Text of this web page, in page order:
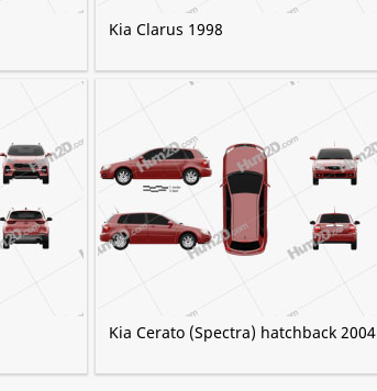
Kia Clarus 1998
Kia Cerato (Spectra) hatchback 2004